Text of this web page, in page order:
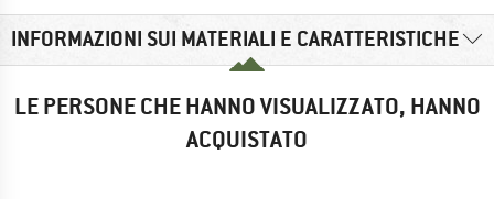
INFORMAZIONI SUI MATERIALI E CARATTERISTICHE
LE PERSONE CHE HANNO VISUALIZZATO, HANNO
ACQUISTATO